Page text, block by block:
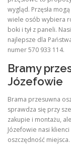
wygląd. Przęsła
wiele osób wybiera
boki i tył z paneli.
najlepsze dla
numer 570 933 114.
Bramy
Józefowie
Brama przesuwna
sprawdza się przy
zakupie i montażu,
Józefowie nasi
oszczędność